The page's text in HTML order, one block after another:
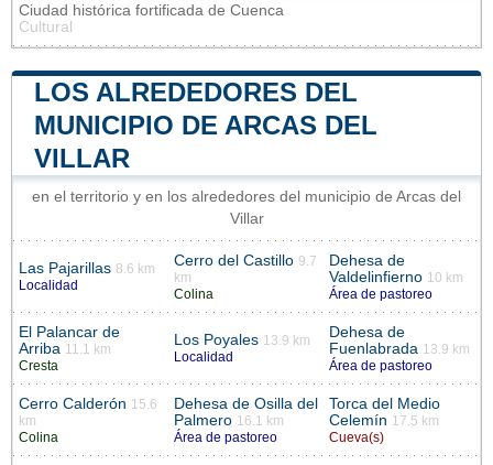
Ciudad histórica fortificada de Cuenca
Cultural
LOS ALREDEDORES DEL
MUNICIPIO DE ARCAS DEL
VILLAR
en el territorio y en los alrededores del municipio de Arcas del
Villar
Las Pajarillas 8.6 km
Localidad
Cerro del Castillo 9.7
km
Colina
Dehesa de
Valdelinfierno 10 km
Área de pastoreo
El Palancar de
Arriba 11.1 km
Cresta
Los Poyales 13.9 km
Localidad
Dehesa de
Fuenlabrada 13.9 km
Área de pastoreo
Cerro Calderón 15.6
km
Colina
Dehesa de Osilla del
Palmero 16.1 km
Área de pastoreo
Torca del Medio
Celemín 17.5 km
Cueva(s)